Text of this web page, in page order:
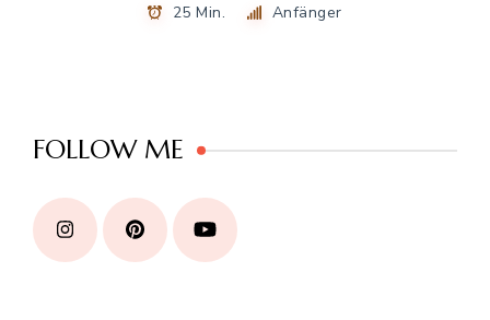
25 Min. Anfänger
FOLLOW ME